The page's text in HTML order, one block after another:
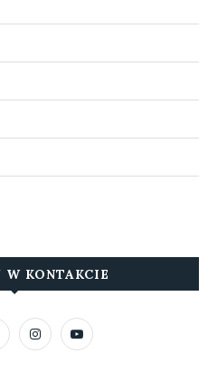
W KONTAKCIE